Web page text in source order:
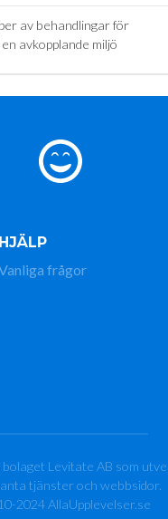
av behandlingar för
avkopplande miljö
HJÄLP
frågor
Levitate AB som
tjänster och webbsidor.
2024 AllaUpplevelser.se